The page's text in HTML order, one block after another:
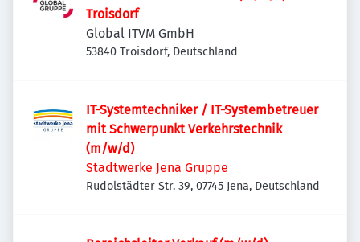
Troisdorf
Global ITVM GmbH
53840 Troisdorf, Deutschland
IT-Systemtechniker / IT-Systembetreuer
mit Schwerpunkt Verkehrstechnik
(m/w/d)
Stadtwerke Jena Gruppe
Rudolstädter Str. 39, 07745 Jena, Deutschland